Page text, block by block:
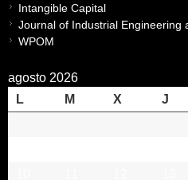
Intangible Capital
Journal of Industrial Engineering
WPOM
agosto 2026
L
M X J